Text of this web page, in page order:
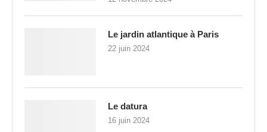
Le jardin atlantique à Paris
22 juin 2024
Le datura
16 juin 2024